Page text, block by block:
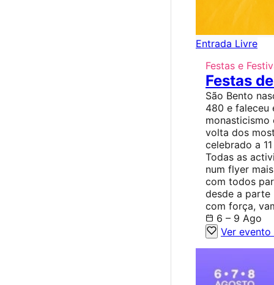
Entrada Livre
Festas e
Festas
São Bento
480 e faleceu
monasticismo
volta dos
celebrado a
Todas as
num flyer
com todos
desde a parte
com força,
6 – 9 Ago
Ver